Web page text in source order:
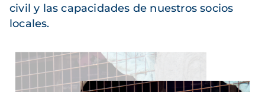
civil y las capacidades de nuestros socios
locales.